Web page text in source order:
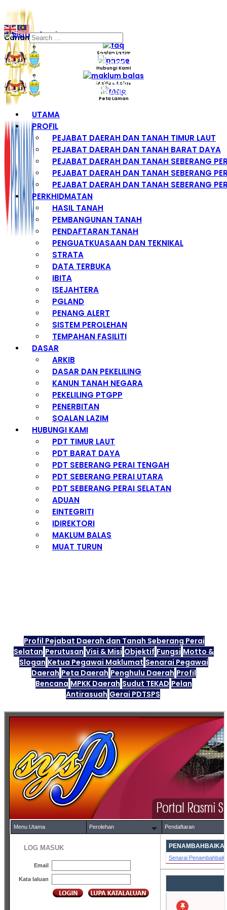
Carian
Soalan Lazim
Hubungi Kami
Maklum Balas
Peta Laman
UTAMA
PROFIL
PEJABAT DAERAH DAN TANAH TIMUR LAUT
PEJABAT DAERAH DAN TANAH BARAT DAYA
PEJABAT DAERAH DAN TANAH SEBERANG
PEJABAT DAERAH DAN TANAH SEBERANG
PEJABAT DAERAH DAN TANAH SEBERANG
PERKHIDMATAN
HASIL TANAH
PEMBANGUNAN TANAH
PENDAFTARAN TANAH
PENGUATKUASAAN DAN TEKNIKAL
STRATA
DATA TERBUKA
IBITA
ISEJAHTERA
PGLAND
PENANG ALERT
SISTEM PEROLEHAN
TEMPAHAN FASILITI
DASAR
ARKIB
DASAR DAN PEKELILING
KANUN TANAH NEGARA
PEKELILING PTGPP
PENERBITAN
SOALAN LAZIM
HUBUNGI KAMI
PDT TIMUR LAUT
PDT BARAT DAYA
PDT SEBERANG PERAI TENGAH
PDT SEBERANG PERAI UTARA
PDT SEBERANG PERAI SELATAN
ADUAN
EINTEGRITI
IDIREKTORI
MAKLUM BALAS
MUAT TURUN
Profil Pejabat Daerah dan Tanah Seberang Perai
Selatan Perutusan Visi & Misi Objektif Fungsi Motto &
Slogan Ketua Pegawai Maklumat Senarai Pegawai
Daerah Peta Daerah Penghulu Daerah Profil
Bencana MPKK Daerah Sudut TEKAD Pelan
Antirasuah Gerai PDTSPS